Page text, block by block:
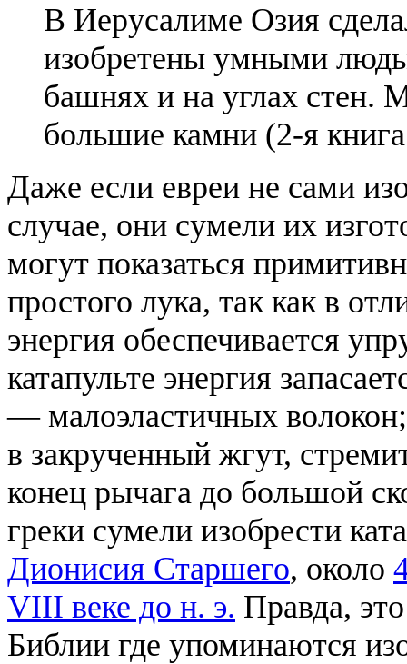
В Иерусалиме Озия
изобретены умными
башнях и на углах стен.
большие камни (2-я
Даже если евреи не сами
случае, они сумели их
могут показаться
простого лука, так как в
энергия обеспечивается
катапульте энергия
— малоэластичных
в закрученный жгут,
конец рычага до большой
греки сумели изобрести
Дионисия Старшего, около
VIII веке до н. э. Правда,
Библии где упоминаются